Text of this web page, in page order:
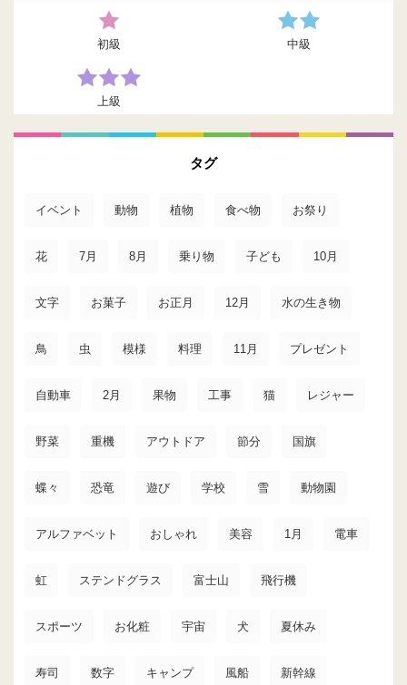
初級 中級
上級
タグ
イベント 動物 植物 食べ物 お祭り
花 7月 8月 乗り物 子ども 10月
文字 お菓子 お正月 12月 水の生き物
鳥 虫 模様 料理 11月 プレゼント
自動車 2月 果物 工事 猫 レジャー
野菜 重機 アウトドア 節分 国旗
蝶々 恐竜 遊び 学校 雪 動物園
アルファベット おしゃれ 美容 1月 電車
虹 ステンドグラス 富士山 飛行機
スポーツ お化粧 宇宙 犬 夏休み
寿司 数字 キャンプ 風船 新幹線